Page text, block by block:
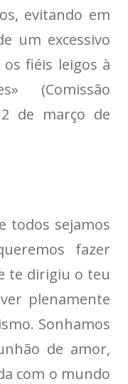
evitando em
um excessivo
fiéis leigos à
(Comissão
de março de
todos sejamos
fazer
te dirigiu o teu
plenamente
Sonhamos
de amor,
com o mundo